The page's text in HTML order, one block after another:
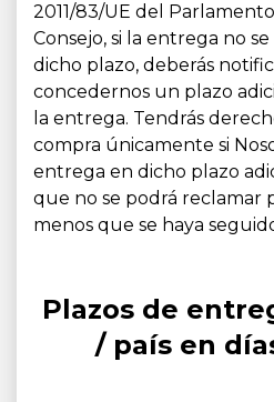
2011/83/UE del
Consejo, si la entrega no
dicho plazo, deberás
concedernos un plazo
la entrega. Tendrás
compra únicamente si
entrega en dicho plazo
que no se podrá reclamar
menos que se haya
Plazos de
/ país en